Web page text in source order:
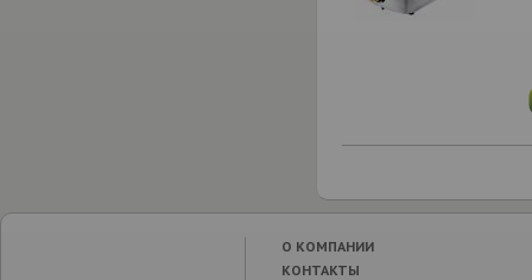
О КОМПАНИИ
КОНТАКТЫ